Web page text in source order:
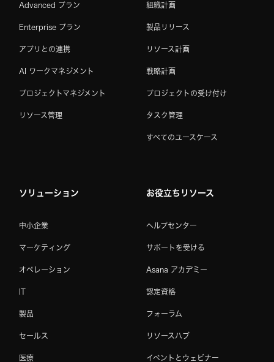
Advanced プラン
Enterprise プラン
アプリとの連携
AI ワークマネジメント
プロジェクトマネジメント
リソース管理
組織計画
製品リリース
リソース計画
戦略計画
プロジェクトの受け付け
タスク管理
すべてのユースケース
ソリューション
中小企業
マーケティング
オペレーション
IT
製品
セールス
医療
お役立ちリソース
ヘルプセンター
サポートを受ける
Asana アカデミー
認定資格
フォーラム
リソースハブ
イベントとウェビナー